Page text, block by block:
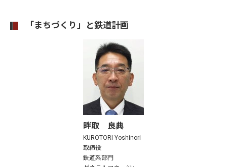
「まちづくり」と鉄道計画
畔取 良典
KUROTORI Yoshinori
取締役
鉄道系部門